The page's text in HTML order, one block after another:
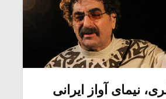
نیمای آواز ایرانی